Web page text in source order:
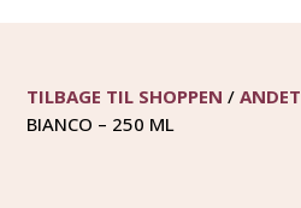
TILBAGE TIL SHOPPEN /ANDET
BIANCO – 250 ML